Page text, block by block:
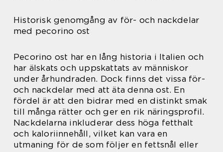
Historisk genomgång av för- och nackdelar
med pecorino ost
Pecorino ost har en lång historia i Italien och
har älskats och uppskattats av människor
under århundraden. Dock finns det vissa för-
och nackdelar med att äta denna ost. En
fördel är att den bidrar med en distinkt smak
till många rätter och ger en rik näringsprofil.
Nackdelarna inkluderar dess höga fetthalt
och kaloriinnehåll, vilket kan vara en
utmaning för de som följer en fettsnål eller